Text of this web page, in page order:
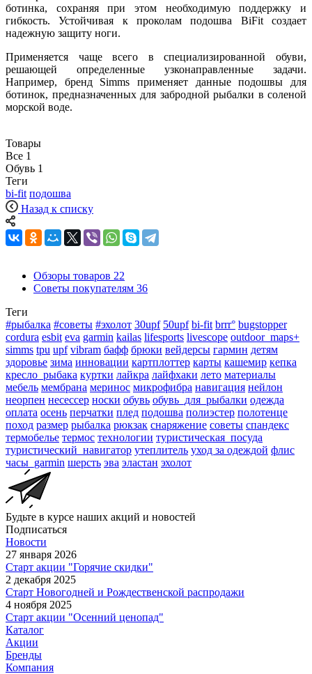
ботинка, сохраняя при этом необходимую поддержку и
гибкость. Устойчивая к проколам подошва BiFit создает
надежную защиту ноги.
Применяется чаще всего в специализированной обуви,
решающей определенные узконаправленные задачи.
Например, бренд Simms применяет данные подошвы для
ботинок, предназначенных для забродной рыбалки в соленой
морской воде.
Товары
Все 1
Обувь 1
Теги
bi-fit подошва
Назад к списку
Обзоры товаров 22
Советы покупателям 36
Теги
#рыбалка #советы #эхолот 30upf 50upf bi-fit brrr° bugstopper
cordura esbit eva garmin kailas lifesports livescope outdoor_maps+
simms tpu upf vibram бафф брюки вейдерсы гармин детям
здоровье зима инновации картплоттер карты кашемир кепка
кресло_рыбака куртки лайкра лайфхаки лето материалы
мебель мембрана меринос микрофибра навигация нейлон
неорпен несессер носки обувь обувь_для_рыбалки одежда
оплата осень перчатки плед подошва полиэстер полотенце
поход размер рыбалка рюкзак снаряжение советы спандекс
термобелье термос технологии туристическая_посуда
туристический_навигатор утеплитель уход за одеждой флис
часы_garmin шерсть эва эластан эхолот
Будьте в курсе наших акций и новостей
Подписаться
Новости
27 января 2026
Старт акции "Горячие скидки"
2 декабря 2025
Старт Новогодней и Рождественской распродажи
4 ноября 2025
Старт акции "Осенний ценопад"
Каталог
Акции
Бренды
Компания